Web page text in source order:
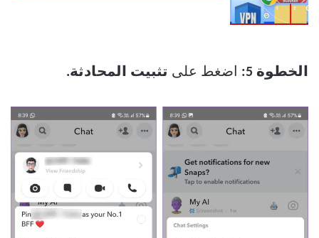
الخطوة 5: اضغط على تثبيت المحادثة.